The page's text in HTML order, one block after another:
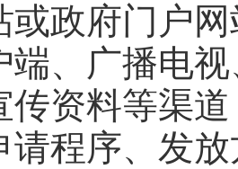
或政府门户
端、广播电
传资料等渠
请程序、发